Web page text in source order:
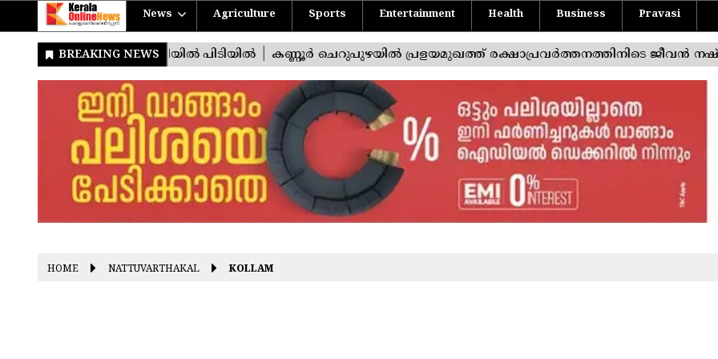
News Agriculture Sports Entertainment Health Business Pravasi
HOME NATTUVARTHAKAL KOLLAM